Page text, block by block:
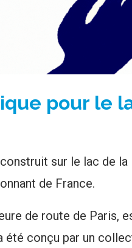
pour le
sur le lac de
de France.
de route de Paris,
été conçu par un